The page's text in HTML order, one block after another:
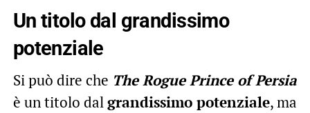
Un titolo dal grandissimo
potenziale
Si può dire che The Rogue Prince of Persia
è un titolo dalgrandissimo potenziale, ma